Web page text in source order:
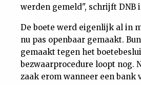
werden gemeld", schrijft DNB
De boete werd eigenlijk al in
nu pas openbaar gemaakt.
gemaakt tegen het
bezwaarprocedure loopt nog.
zaak erom wanneer een bank